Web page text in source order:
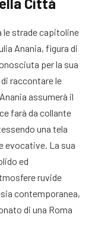
le strade capitoline
Anania, figura di
per la sua
raccontare le
assumerà il
farà da collante
una tela
evocative. La sua
ed
ruvide
contemporanea,
di una Roma